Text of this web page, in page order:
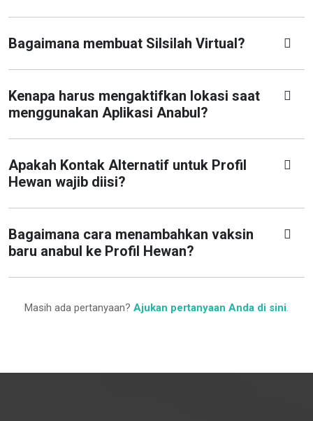
Bagaimana membuat Silsilah Virtual?
Kenapa harus mengaktifkan lokasi saat
menggunakan Aplikasi Anabul?
Apakah Kontak Alternatif untuk Profil
Hewan wajib diisi?
Bagaimana cara menambahkan vaksin
baru anabul ke Profil Hewan?
Masih ada pertanyaan? Ajukan pertanyaan Anda di sini.